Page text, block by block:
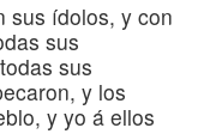
sus ídolos, y con
sus
sus
y los
y yo á ellos